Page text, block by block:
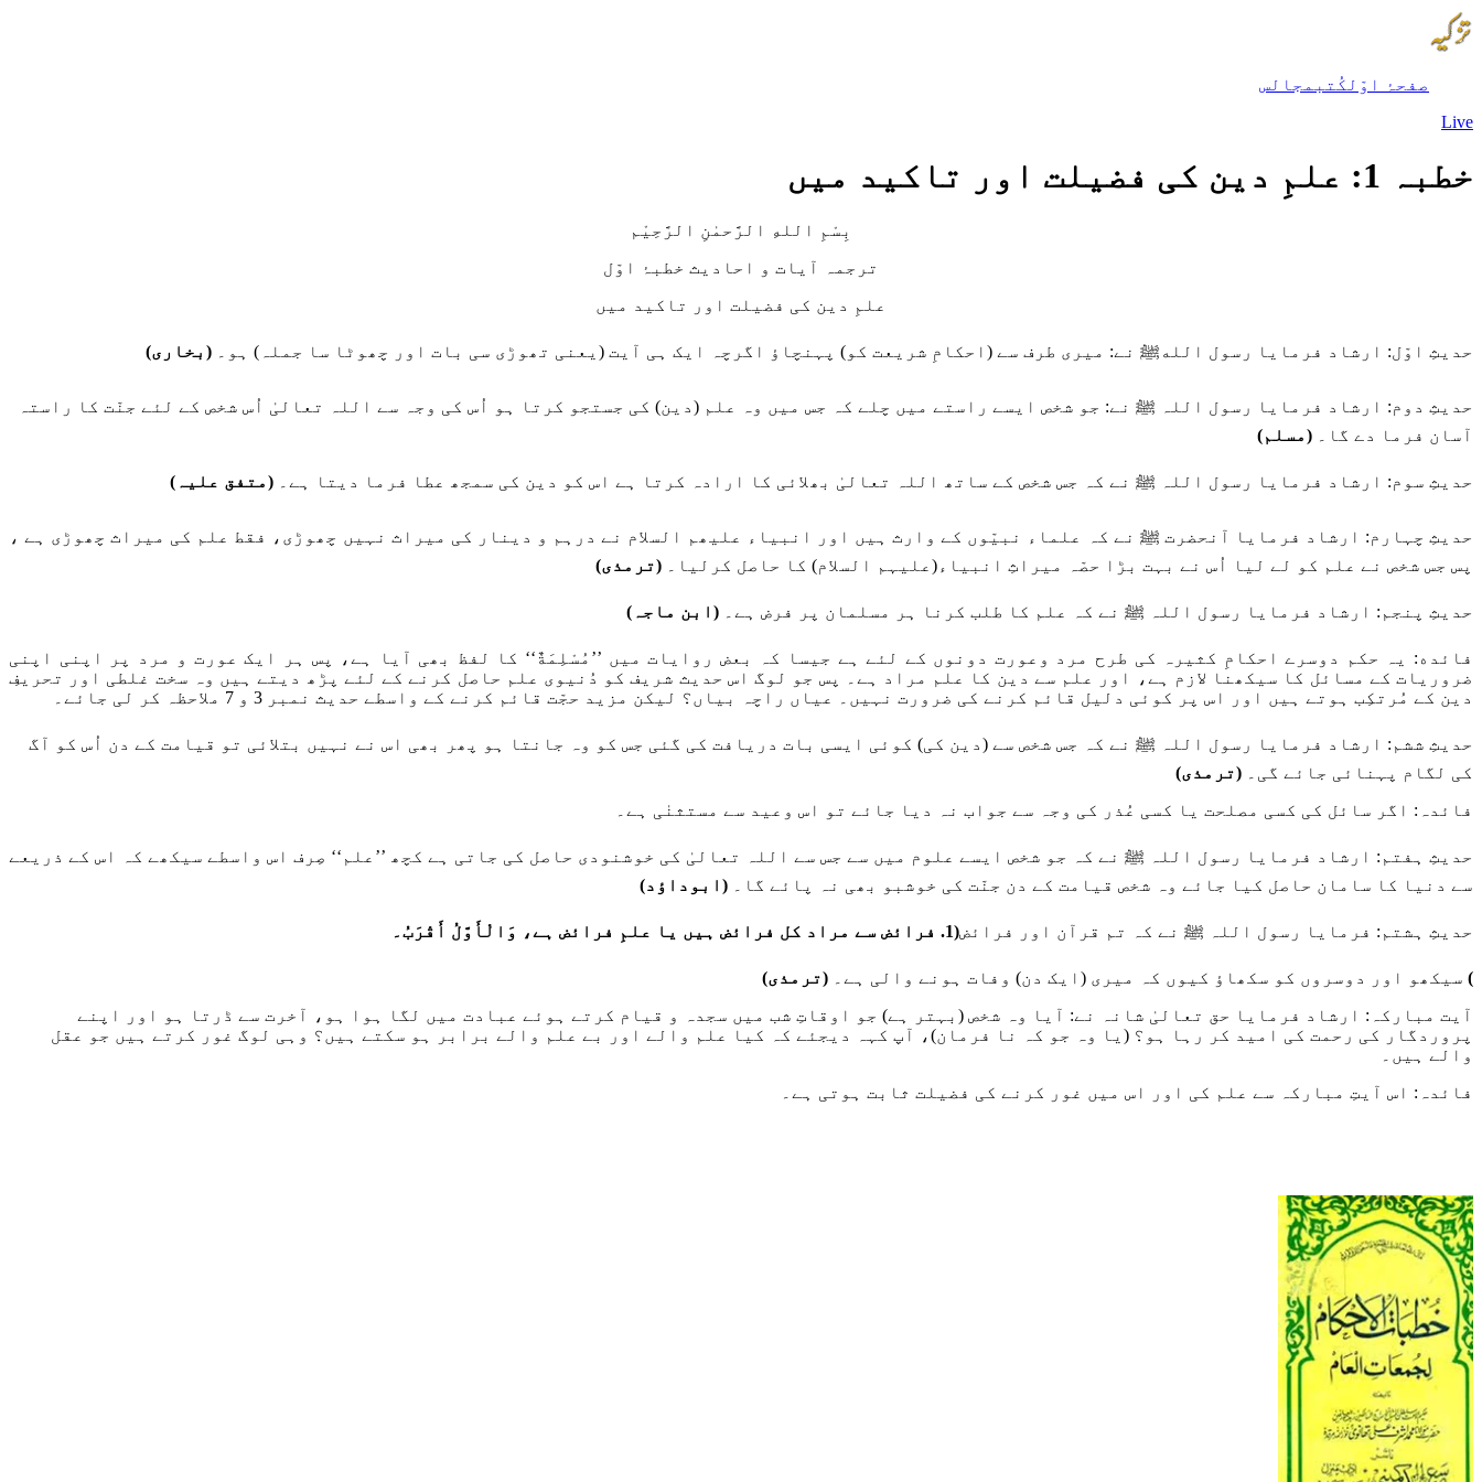
صفحۂ اوّل کُتب مجالس
Live
خطبہ 1: علمِ دین کی فضیلت اور تاکید میں
بِسْمِ اللهِ الرَّحمٰنِ الرَّحِيْم
ترجمہ آیات و احادیث خطبۂ اوّل
علمِ دین کی فضیلت اور تاکید میں
حدیثِ اوّل: ارشاد فرمایا رسول اللهﷺ نے: میری طرف سے (احکامِ شریعت کو) پہنچاؤ اگرچہ ایک ہی آیت (یعنی تھوڑی سی بات اور چھوٹا سا جملہ) ہو۔ (بخاری)
حدیثِ دوم: ارشاد فرمایا رسول اللہ ﷺ نے: جو شخص ایسے راستے میں چلے کہ جس میں وہ علم (دین) کی جستجو کرتا ہو اُس کی وجہ سے اللہ تعالیٰ اُس شخص کے لئے جنّت کا راستہ
آسان فرما دے گا۔ (مسلم)
حدیثِ سوم: ارشاد فرمایا رسول اللہ ﷺ نے کہ جس شخص کے ساتھ اللہ تعالیٰ بھلائی کا ارادہ کرتا ہے اس کو دین کی سمجھ عطا فرما دیتا ہے۔ (متفق علیہ)
حدیثِ چہارم: ارشاد فرمایا آنحضرت ﷺ نے کہ علماء نبیّوں کے وارث ہیں اور انبیاء علیھم السلام نے درہم و دینار کی میراث نہیں چھوڑی، فقط علم کی میراث چھوڑی ہے ،
پس جس شخص نے علم کو لے لیا اُس نے بہت بڑا حصّہ میراثِ انبیاء(علیہم السلام) کا حاصل کرلیا۔ (ترمذی)
حدیثِ پنجم: ارشاد فرمایا رسول اللہ ﷺ نے کہ علم کا طلب کرنا ہر مسلمان پر فرض ہے۔ (ابن ماجہ)
فائده: یہ حکم دوسرے احکامِ کثیرہ کی طرح مرد وعورت دونوں کے لئے ہے جیسا کہ بعض روایات میں ’’مُسْلِمَةٌ‘‘ کا لفظ بھی آیا ہے، پس ہر ایک عورت و مرد پر اپنی اپنی
ضروریات کے مسائل کا سیکھنا لازم ہے، اور علم سے دین کا علم مراد ہے۔ پس جو لوگ اس حدیث شریف کو دُنیوی علم حاصل کرنے کے لئے پڑھ دیتے ہیں وہ سخت غلطی اور تحریفِ
دین کے مُرتکِب ہوتے ہیں اور اس پر کوئی دلیل قائم کرنے کی ضرورت نہیں۔ عیاں راچہ بیاں؟ لیکن مزید حجّت قائم کرنے کے واسطے حدیث نمبر 3 و 7 ملاحظہ کر لی جائے۔
حدیثِ ششم: ارشاد فرمایا رسول اللہ ﷺ نے کہ جس شخص سے (دین کی) کوئی ایسی بات دریافت کی گئی جس کو وہ جانتا ہو پھر بھی اس نے نہیں بتلائی تو قیامت کے دن اُس کو آگ
کی لگام پہنائی جائے گی۔ (ترمذی)
فائدہ: اگر سائل کی کسی مصلحت یا کسی عُذر کی وجہ سے جواب نہ دیا جائے تو اس وعید سے مستثنٰی ہے۔
حديثِ ہفتم: ارشاد فرمایا رسول اللہ ﷺ نے کہ جو شخص ایسے علوم میں سے جس سے اللہ تعالیٰ کی خوشنودی حاصل کی جاتی ہے کچھ ’’علم‘‘ صِرف اس واسطے سیکھے کہ اس کے ذریعے
سے دنیا کا سامان حاصل کیا جائے وہ شخص قیامت کے دن جنّت کی خوشبو بھی نہ پائے گا۔ (ابوداؤد)
حدیثِ ہشتم: فرمایا رسول اللہ ﷺ نے کہ تم قرآن اور فرائض(1. فرائض سے مراد کل فرائض ہیں یا علمِ فرائض ہے، وَالْأَوَّلُ أَقْرَبُ۔
) سیکھو اور دوسروں کو سکھاؤ کیوں کہ میری (ایک دن) وفات ہونے والی ہے۔ (ترمذی)
آیت مبارکہ: ارشاد فرمایا حق تعالیٰ شانہ نے: آیا وہ شخص (بہتر ہے) جو اوقاتِ شب میں سجدہ و قیام کرتے ہوئے عبادت میں لگا ہوا ہو، آخرت سے ڈرتا ہو اور اپنے
پروردگار کی رحمت کی امید کر رہا ہو؟ (یا وہ جو کہ نا فرمان)، آپ کہہ دیجئے کہ کیا علم والے اور بے علم والے برابر ہو سکتے ہیں؟ وہی لوگ غور کرتے ہیں جو عقل
والے ہیں۔
فائدہ: اس آیتِ مبارکہ سے علم کی اور اس میں غور کرنے کی فضیلت ثابت ہوتی ہے۔